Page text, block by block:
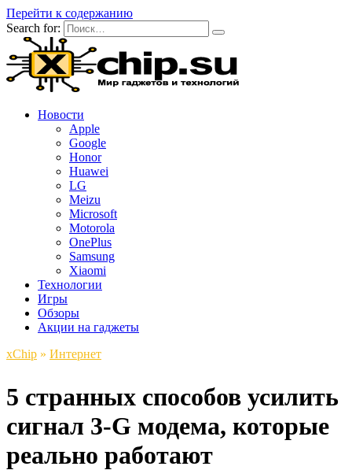
Перейти к содержанию
Search for:
Новости
Apple
Google
Honor
Huawei
LG
Meizu
Microsoft
Motorola
OnePlus
Samsung
Xiaomi
Технологии
Игры
Обзоры
Акции на гаджеты
xСhip » Интернет
5 странных способов усилить
сигнал 3-G модема, которые
реально работают